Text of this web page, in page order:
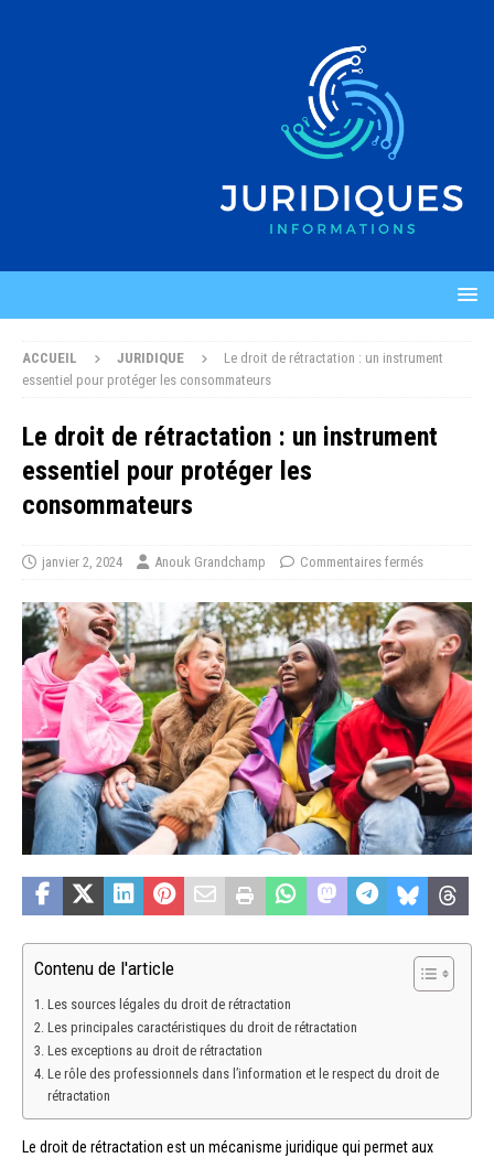
ACCUEIL JURIDIQUE
Le droit de rétractation : un instrument
essentiel pour protéger les consommateurs
Le droit de rétractation : un instrument
essentiel pour protéger les
consommateurs
janvier 2, 2024 Anouk Grandchamp Commentaires fermés
Contenu de l'article
Les sources légales du droit de rétractation
Les principales caractéristiques du droit de rétractation
Les exceptions au droit de rétractation
Le rôle des professionnels dans l’information et le respect du droit de
rétractation
Le droit de rétractation est un mécanisme juridique qui permet aux